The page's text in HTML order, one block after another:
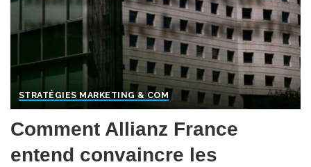
STRATÉGIES MARKETING & COM
Comment Allianz France
entend convaincre les